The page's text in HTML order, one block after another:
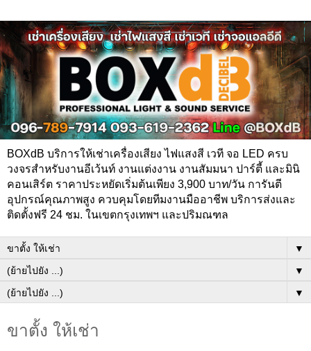
BOXdB บริการให้เช่าเครื่องเสียง ไฟแสงสี เวที จอ LED ครบ
วงจรสำหรับงานอีเว้นท์ งานแต่งงาน งานสัมมนา ปาร์ตี้ และมินิ
คอนเสิร์ต ราคาประหยัดเริ่มต้นเพียง 3,900 บาท/วัน การันตี
อุปกรณ์คุณภาพสูง ควบคุมโดยทีมงานมืออาชีพ บริการส่งและ
ติดตั้งฟรี 24 ชม. ในเขตกรุงเทพฯ และปริมณฑล
▼
▼
▼
ขาตั้ง ให้เช่า